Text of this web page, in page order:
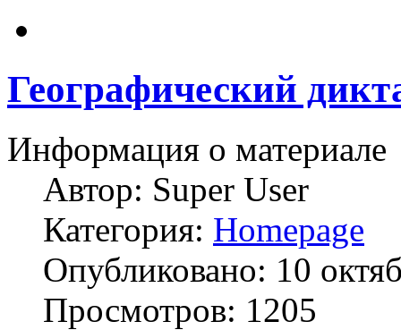
Географический
Информация о материале
Автор: Super User
Категория: Homepage
Опубликовано: 10
Просмотров: 1205